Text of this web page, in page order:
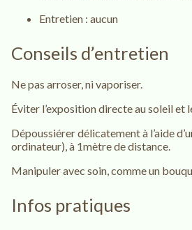
Entretien : aucun
Conseils d’entretien
Ne pas arroser, ni vaporiser.
Éviter l’exposition directe au soleil et
Dépoussiérer délicatement à l’aide
ordinateur), à 1mètre de distance.
Manipuler avec soin, comme un
Infos pratiques